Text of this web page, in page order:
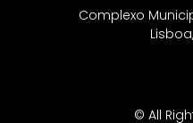
Complexo
© All